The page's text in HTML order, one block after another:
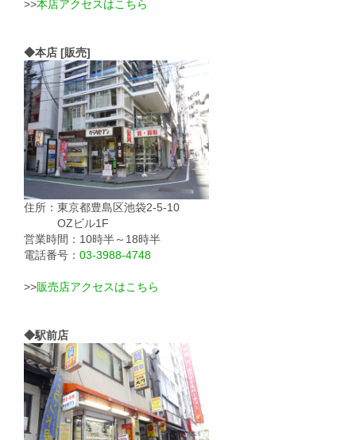
>>本店アクセスはこちら
◆本店 [販売]
住所：東京都豊島区池袋2-5-10
OZビル1F
営業時間：10時半～18時半
電話番号： 03-3988-4748
>>販売店アクセスはこちら
◆駅前店